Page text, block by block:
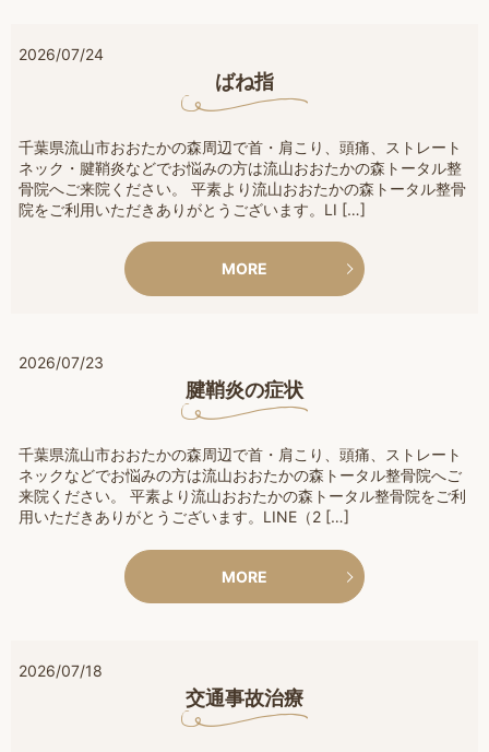
2026/07/24
ばね指
千葉県流山市おおたかの森周辺で首・肩こり、頭痛、ストレート
ネック・腱鞘炎などでお悩みの方は流山おおたかの森トータル整
骨院へご来院ください。 平素より流山おおたかの森トータル整骨
院をご利用いただきありがとうございます。LI […]
MORE
2026/07/23
腱鞘炎の症状
千葉県流山市おおたかの森周辺で首・肩こり、頭痛、ストレート
ネックなどでお悩みの方は流山おおたかの森トータル整骨院へご
来院ください。 平素より流山おおたかの森トータル整骨院をご利
用いただきありがとうございます。LINE（2 […]
MORE
2026/07/18
交通事故治療